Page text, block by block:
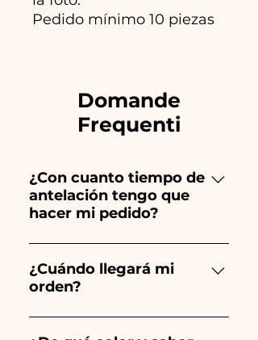
Pedido mínimo 10 piezas
Domande
Frequenti
¿Con cuanto tiempo de
antelación tengo que
hacer mi pedido?
Ceramiche Ania crea y pinta
totalmente a mano, ¡por lo que
su creación lleva mucho
¿Cuándo llegará mi
orden?
Se garantiza la recepción del